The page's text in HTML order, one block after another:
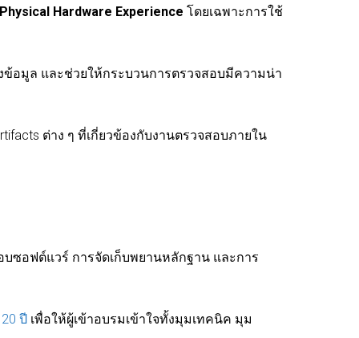
Physical Hardware Experience โดยเฉพาะการใช้
อมูล และช่วยให้กระบวนการตรวจสอบมีความน่า
ต่าง ๆ ที่เกี่ยวข้องกับงานตรวจสอบภายใน
ซอฟต์แวร์ การจัดเก็บพยานหลักฐาน และการ
ปี เพื่อให้ผู้เข้าอบรมเข้าใจทั้งมุมเทคนิค มุม